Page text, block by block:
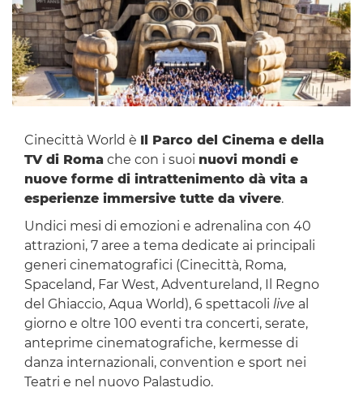
Cinecittà World è Il Parco del Cinema e della
TV di Roma che con i suoi nuovi mondi e
nuove forme di intrattenimento dà vita a
esperienze immersive tutte da vivere.
Undici mesi di emozioni e adrenalina con 40
attrazioni, 7 aree a tema dedicate ai principali
generi cinematografici (Cinecittà, Roma,
Spaceland, Far West, Adventureland, Il Regno
del Ghiaccio, Aqua World), 6 spettacoli live al
giorno e oltre 100 eventi tra concerti, serate,
anteprime cinematografiche, kermesse di
danza internazionali, convention e sport nei
Teatri e nel nuovo Palastudio.